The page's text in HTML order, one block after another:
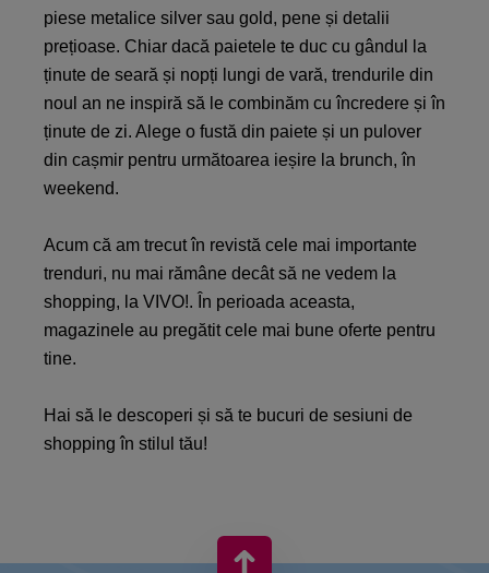
piese metalice silver sau gold, pene și detalii
prețioase. Chiar dacă paietele te duc cu gândul la
ținute de seară și nopți lungi de vară, trendurile din
noul an ne inspiră să le combinăm cu încredere și în
ținute de zi. Alege o fustă din paiete și un pulover
din cașmir pentru următoarea ieșire la brunch, în
weekend.
Acum că am trecut în revistă cele mai importante
trenduri, nu mai rămâne decât să ne vedem la
shopping, la VIVO!. În perioada aceasta,
magazinele au pregătit cele mai bune oferte pentru
tine.
Hai să le descoperi și să te bucuri de sesiuni de
shopping în stilul tău!